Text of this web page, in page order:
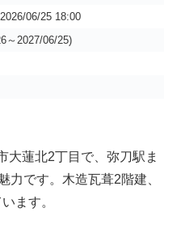
06/25 18:00
～2027/06/25)
大蓮北2丁目で、弥刀駅ま
力です。木造瓦葺2階建、
ます。